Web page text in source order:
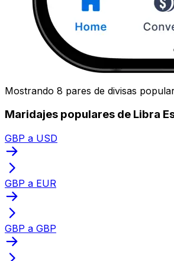
Mostrando 8 pares de divisas
Maridajes populares de Libra
GBP a USD
GBP a EUR
GBP a GBP